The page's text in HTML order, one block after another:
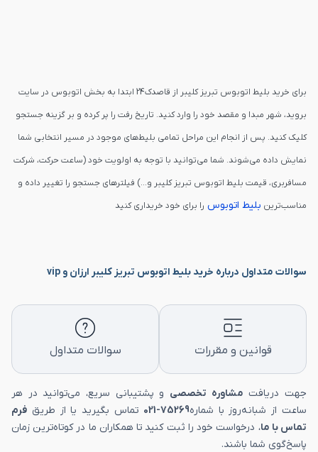
برای خرید بلیط اتوبوس تبریز کلیبر از قاصدک24 ابتدا به بخش اتوبوس در سایت
بروید، شهر مبدا و مقصد خود را وارد کنید. تاریخ رفت را پر کرده و بر گزینه جستجو
کلیک کنید. پس از انجام این مراحل تمامی بلیط‌های موجود در مسیر انتخابی شما
نمایش داده می‌شوند. شما می‌توانید با توجه به اولویت خود (ساعت حرکت، شرکت
مسافربری، قیمت بلیط اتوبوس تبریز کلیبر و...) فیلترهای جستجو را تغییر داده و
مناسب‌ترین بلیط اتوبوس را برای خود خریداری کنید
سوالات متداول درباره خرید بلیط اتوبوس تبریز کلیبر ارزان و vip
قوانین و مقررات سوالات متداول
جهت دریافت مشاوره تخصصی و پشتیبانی سریع، می‌توانید در هر
ساعت از شبانه‌روز با شماره75269-021 تماس بگیرید یا از طریق فرم
تماس با ما، درخواست خود را ثبت کنید تا همکاران ما در کوتاه‌ترین زمان
پاسخ‌گوی شما باشند.